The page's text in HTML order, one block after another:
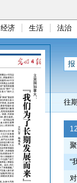
经济 生活 法治
报
往
“